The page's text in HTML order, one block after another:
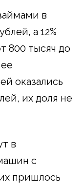
в
а 12%
800 тысяч до
оказались
их доля не
в
с
пришлось